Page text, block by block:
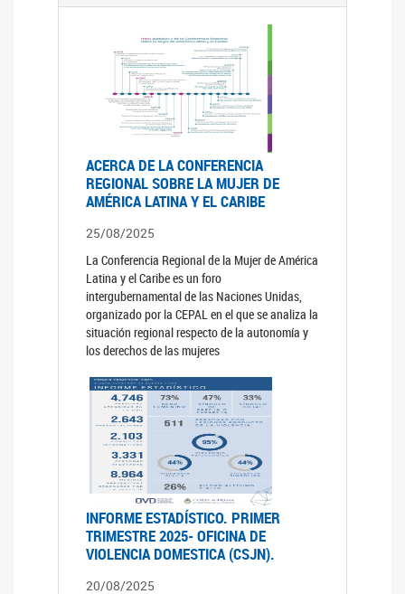
ACERCA DE LA CONFERENCIA
REGIONAL SOBRE LA MUJER DE
AMÉRICA LATINA Y EL CARIBE
25/08/2025
La Conferencia Regional de la Mujer de América
Latina y el Caribe es un foro
intergubernamental de las Naciones Unidas,
organizado por la CEPAL en el que se analiza la
situación regional respecto de la autonomía y
los derechos de las mujeres
INFORME ESTADÍSTICO. PRIMER
TRIMESTRE 2025- OFICINA DE
VIOLENCIA DOMESTICA (CSJN).
20/08/2025